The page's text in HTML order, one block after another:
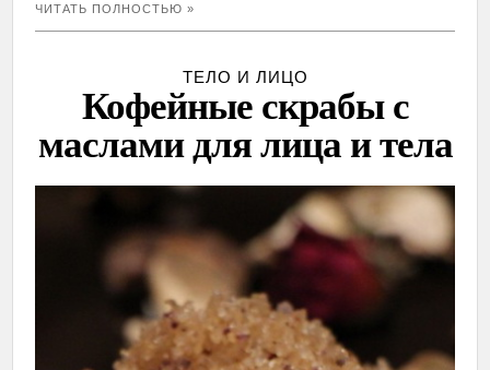
ЧИТАТЬ ПОЛНОСТЬЮ »
ТЕЛО И ЛИЦО
Кофейные скрабы с
маслами для лица и тела